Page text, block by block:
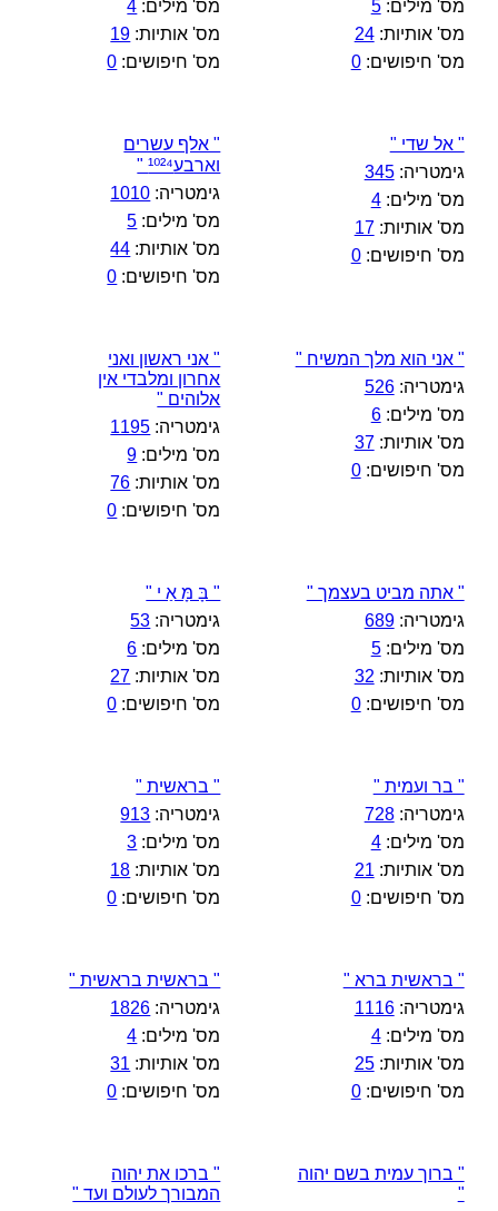
מס' מילים:5
מס' אותיות:24
מס' חיפושים:0
מס' מילים: 4
מס' אותיות: 19
מס' חיפושים: 0
" אל שדי "
גימטריה:345
מס' מילים:4
מס' אותיות:17
מס' חיפושים:0
" אלף עשרים
וארבע¹⁰²⁴ "
גימטריה: 1010
מס' מילים: 5
מס' אותיות: 44
מס' חיפושים: 0
" אני הוא מלך המשיח "
גימטריה:526
מס' מילים:6
מס' אותיות:37
מס' חיפושים:0
" אני ראשון ואני
אחרון ומלבדי אין
אלוהים "
גימטריה: 1195
מס' מילים: 9
מס' אותיות: 76
מס' חיפושים: 0
" אתה מביט בעצמך "
גימטריה:689
מס' מילים:5
מס' אותיות: 32
מס' חיפושים:0
" בָּ מָּ אַ י "
גימטריה: 53
מס' מילים: 6
מס' אותיות: 27
מס' חיפושים: 0
" בר ועמית "
גימטריה:728
מס' מילים:4
מס' אותיות: 21
מס' חיפושים:0
" בראשית "
גימטריה: 913
מס' מילים: 3
מס' אותיות: 18
מס' חיפושים: 0
" בראשית ברא "
גימטריה:1116
מס' מילים:4
מס' אותיות:25
מס' חיפושים:0
" בראשית בראשית "
גימטריה: 1826
מס' מילים: 4
מס' אותיות: 31
מס' חיפושים: 0
" ברוך עמית בשם יהוה
"
" ברכו את יהוה
המבורך לעולם ועד "